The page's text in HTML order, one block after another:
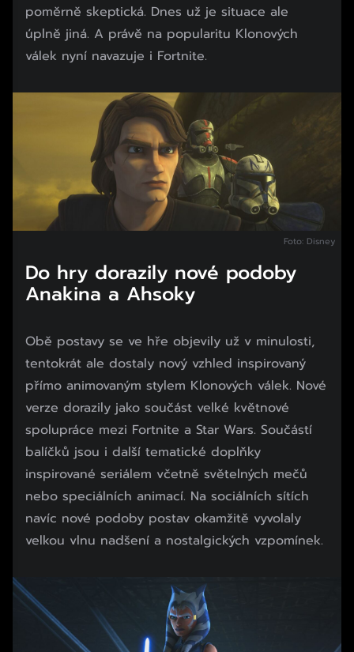
poměrně skeptická. Dnes už je situace ale
úplně jiná. A právě na popularitu Klonových
válek nyní navazuje i Fortnite.
Foto: Disney
Do hry dorazily nové podoby
Anakina a Ahsoky
Obě postavy se ve hře objevily už v minulosti,
tentokrát ale dostaly nový vzhled inspirovaný
přímo animovaným stylem Klonových válek. Nové
verze dorazily jako součást velké květnové
spolupráce mezi Fortnite a Star Wars. Součástí
balíčků jsou i další tematické doplňky
inspirované seriálem včetně světelných mečů
nebo speciálních animací. Na sociálních sítích
navíc nové podoby postav okamžitě vyvolaly
velkou vlnu nadšení a nostalgických vzpomínek.